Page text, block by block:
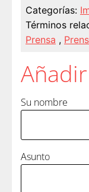
Categorías:
Términos
Prensa ,
Su nombre
Asunto